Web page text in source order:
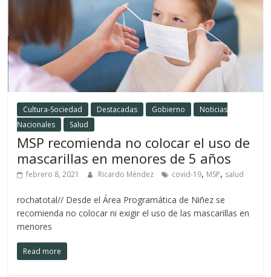
Cultura-Sociedad Destacadas Gobierno
Noticias
Nacionales
Salud
MSP recomienda no colocar el uso de
mascarillas en menores de 5 años
febrero 8, 2021 Ricardo Méndez covid-19, MSP, salud
rochatotal// Desde el Área Programática de Niñez se
recomienda no colocar ni exigir el uso de las mascarillas en
menores
Read more